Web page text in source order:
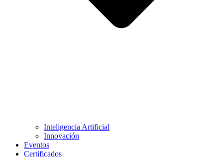
Inteligencia Artificial
Innovación
Eventos
Certificados